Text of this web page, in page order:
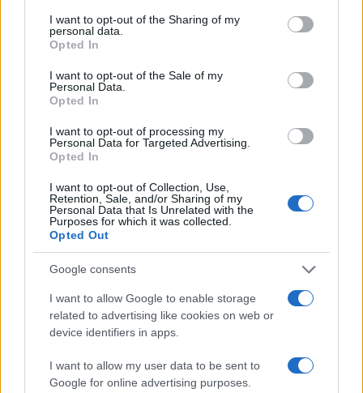
not limited to your visit or usage behaviour. You may click to
grant or deny consent to Google and its third-party tags to
use your data for below specified purposes in below Google
consent section.
I want to opt-out of the Sharing of my
personal data.
Opted In
I want to opt-out of the Sale of my
Personal Data.
Opted In
I want to opt-out of processing my
Personal Data for Targeted Advertising.
Opted In
I want to opt-out of Collection, Use,
Retention, Sale, and/or Sharing of my
Personal Data that Is Unrelated with the
Purposes for which it was collected.
Opted Out
Google consents
I want to allow Google to enable storage
related to advertising like cookies on web or
device identifiers in apps.
I want to allow my user data to be sent to
Google for online advertising purposes.
soluzione ideale per la casa e l’ufficio
Monte Pino, la fine di un lungo dolore: storia e
rinascita della strada che segnò la Gallura
Raid nelle campagne di Berchidda, rischio per
Monte Pino, via i cancelli del cantiere: la Gallura
ritrova la strada
completa l’iter
Film internazionale, casting per comparse in
Costa Smeralda